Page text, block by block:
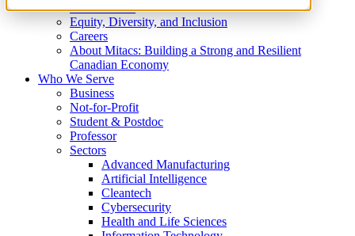
What We Do
Equity, Diversity, and Inclusion
Careers
About Mitacs: Building a Strong and Resilient
Canadian Economy
Who We Serve
Business
Not-for-Profit
Student & Postdoc
Professor
Sectors
Advanced Manufacturing
Artificial Intelligence
Cleantech
Cybersecurity
Health and Life Sciences